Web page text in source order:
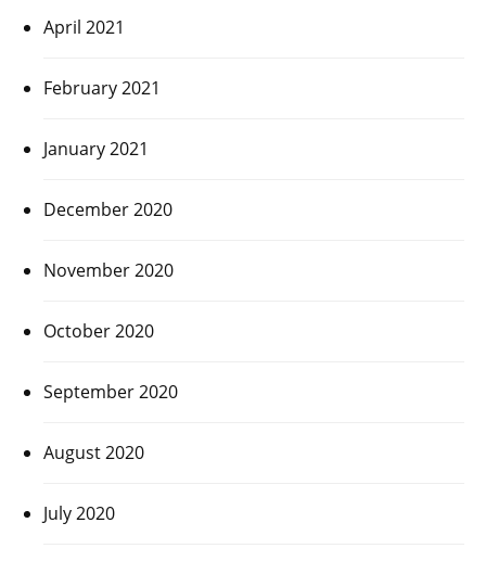
April 2021
February 2021
January 2021
December 2020
November 2020
October 2020
September 2020
August 2020
July 2020